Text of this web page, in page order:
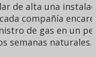
de alta una
compañía
de gas en un
semanas naturales.